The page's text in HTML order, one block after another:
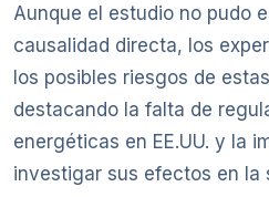
Aunque el estudio no pudo
causalidad directa, los
los posibles riesgos de
destacando la falta de
energéticas en EE.UU. y la
investigar sus efectos en la